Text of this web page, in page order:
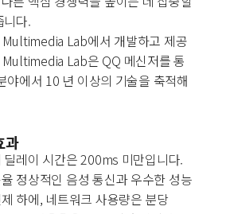
니다.
Lab에서 개발하고 제공
Lab은 QQ 메신저를 통
야에서 10 년 이상의 기술을 축적해
과
딜레이 시간은 200ms 미만입니다.
정상적인 음성 통신과 우수한 성능
하에, 네트워크 사용량은 분당